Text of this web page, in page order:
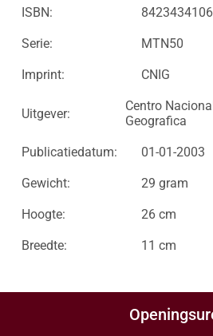
ISBN:
Serie: MTN50
Imprint: CNIG
Uitgever:
Centro
Geografica
Publicatiedatum: 01-01-2003
Gewicht: 29 gram
Hoogte: 26 cm
Breedte: 11 cm